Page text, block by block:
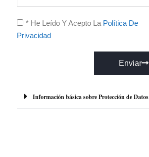
* He Leído Y Acepto La Política De
Privacidad
Enviar
t
Información básica sobre Protección de Datos